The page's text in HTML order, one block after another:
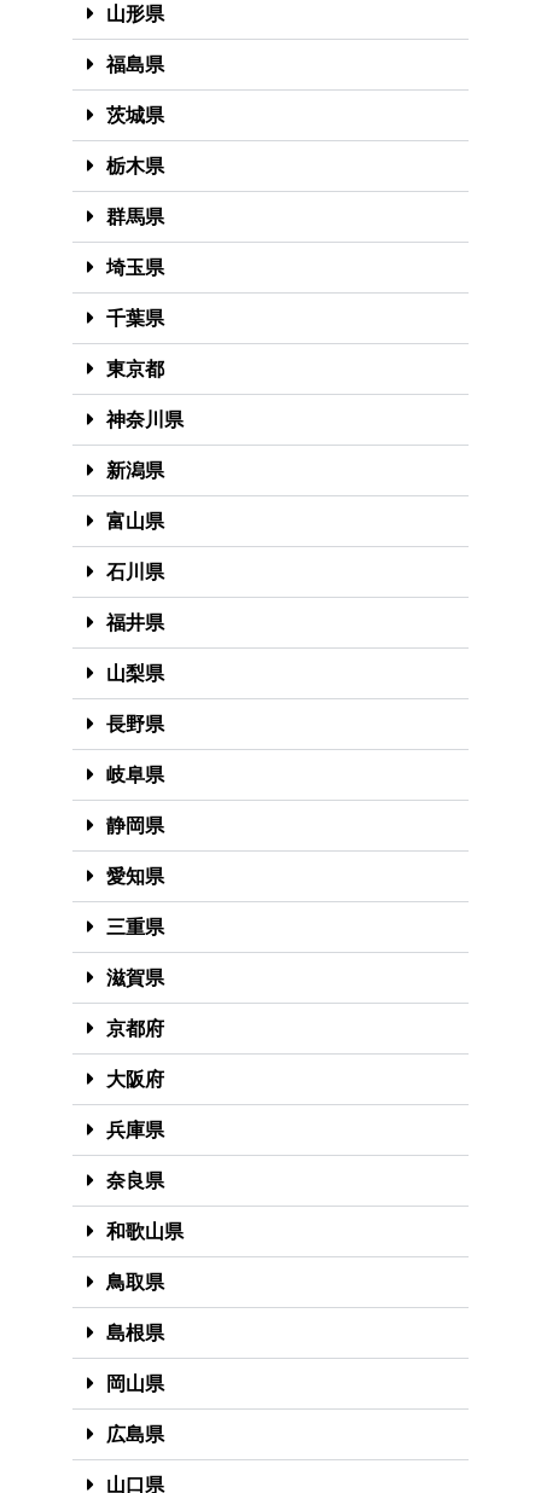
山形県
福島県
茨城県
栃木県
群馬県
埼玉県
千葉県
東京都
神奈川県
新潟県
富山県
石川県
福井県
山梨県
長野県
岐阜県
静岡県
愛知県
三重県
滋賀県
京都府
大阪府
兵庫県
奈良県
和歌山県
鳥取県
島根県
岡山県
広島県
山口県